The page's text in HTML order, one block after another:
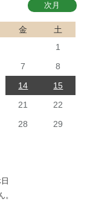
次月
金
土
1
7
8
14
15
21
22
28
29